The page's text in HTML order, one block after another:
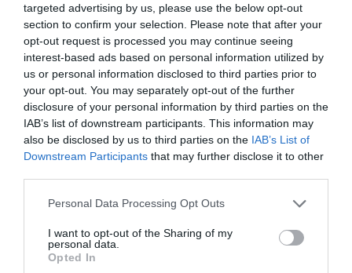
targeted advertising by us, please use the below opt-out
section to confirm your selection. Please note that after your
opt-out request is processed you may continue seeing
interest-based ads based on personal information utilized by
us or personal information disclosed to third parties prior to
your opt-out. You may separately opt-out of the further
disclosure of your personal information by third parties on the
IAB’s list of downstream participants. This information may
also be disclosed by us to third parties on the IAB’s List of
Downstream Participants that may further disclose it to other
Please note that this website/app uses one or more Google
not limited to your visit or usage behaviour. You may click to
grant or deny consent to Google and its third-party tags to
use your data for below specified purposes in below Google
Personal Data Processing Opt Outs
I want to opt-out of the Sharing of my
personal data.
Opted In
HASONLÓ ÉRDEKESSÉGEK
KÖRNYÉKÉN: TERMÉSZET,
SZŐLŐ ÉS KOMLÓ
FELETT: MI EZ A LÁTHATATLAN